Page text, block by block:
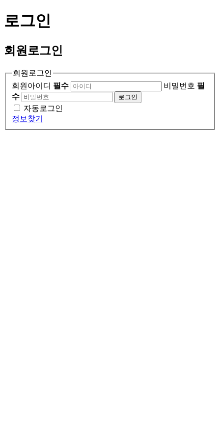
로그인
회원 로그인
회원로그인
회원아이디 필수 비밀번호 필
수
로그인
자동로그인
정보찾기